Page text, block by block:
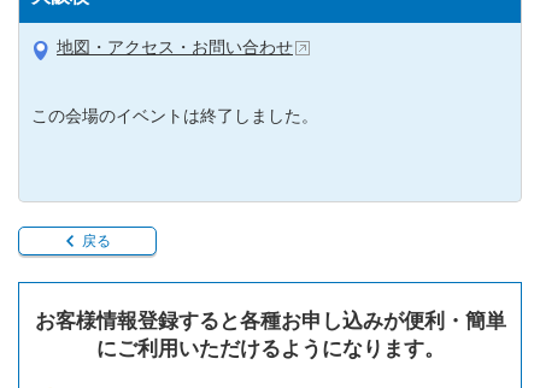
地図・アクセス・お問い合わせ
この会場のイベントは終了しました。
戻る
お客様情報登録すると各種お申し込みが便利・簡単
にご利用いただけるようになります。